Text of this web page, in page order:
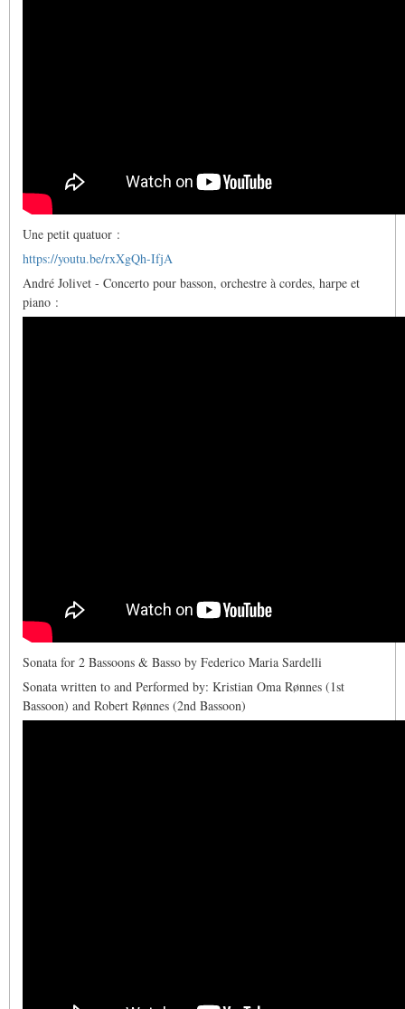
Une petit quatuor :
https://youtu.be/rxXgQh-IfjA
André Jolivet - Concerto pour basson, orchestre à cordes, harpe et
piano :
Sonata for 2 Bassoons & Basso by Federico Maria Sardelli
Sonata written to and Performed by: Kristian Oma Rønnes (1st
Bassoon) and Robert Rønnes (2nd Bassoon)